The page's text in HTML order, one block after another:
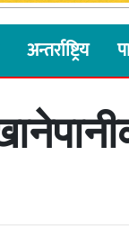
अन्तर्राष्ट्रिय